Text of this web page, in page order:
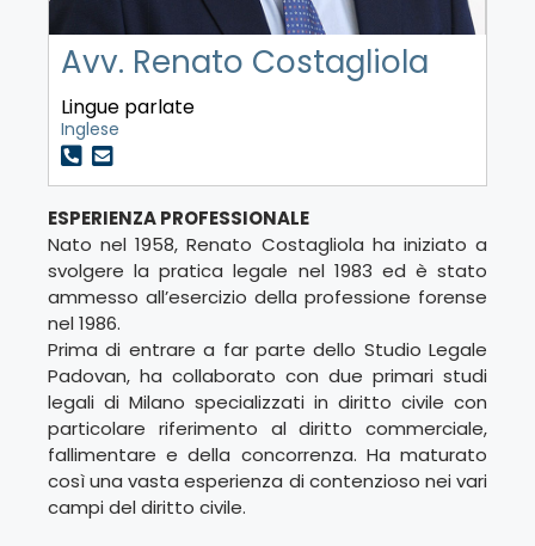
Avv. Renato Costagliola
Lingue parlate
Inglese
ESPERIENZA PROFESSIONALE
Nato nel 1958, Renato Costagliola ha iniziato a
svolgere la pratica legale nel 1983 ed è stato
ammesso all’esercizio della professione forense
nel 1986.
Prima di entrare a far parte dello Studio Legale
Padovan, ha collaborato con due primari studi
legali di Milano specializzati in diritto civile con
particolare riferimento al diritto commerciale,
fallimentare e della concorrenza. Ha maturato
così una vasta esperienza di contenzioso nei vari
campi del diritto civile.